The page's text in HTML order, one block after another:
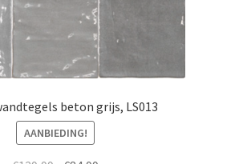
beton grijs, LS013
AANBIEDING!